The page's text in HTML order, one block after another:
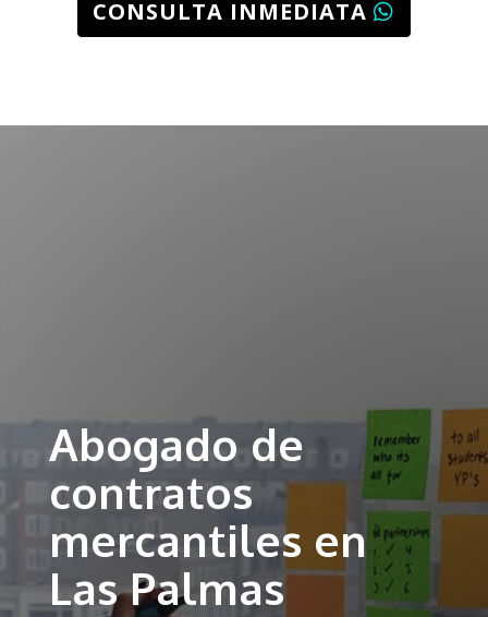
CONSULTA INMEDIATA
Abogado de
contratos
mercantiles en
Las Palmas